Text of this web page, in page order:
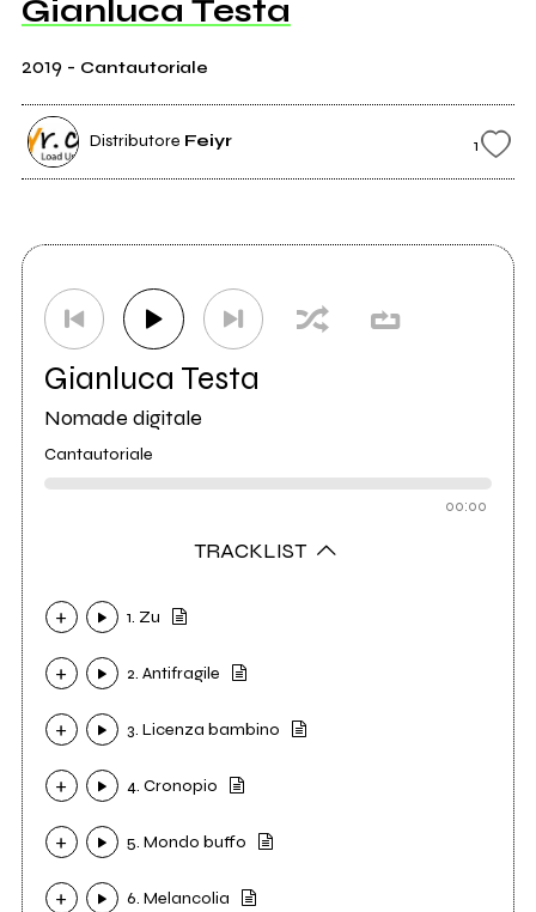
Gianluca Testa
2019 - Cantautoriale
Distributore Feiyr 1
Gianluca Testa
Nomade digitale
Cantautoriale
00:00
TRACKLIST
1. Zu
2. Antifragile
3. Licenza bambino
4. Cronopio
5. Mondo buffo
6. Melancolia